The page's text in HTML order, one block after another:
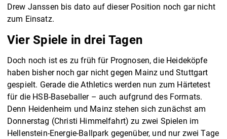
Drew Janssen bis dato auf dieser Position noch gar nicht
zum Einsatz.
Vier Spiele in drei Tagen
Doch noch ist es zu früh für Prognosen, die Heideköpfe
haben bisher noch gar nicht gegen Mainz und Stuttgart
gespielt. Gerade die Athletics werden nun zum Härtetest
für die HSB-Baseballer – auch aufgrund des Formats.
Denn Heidenheim und Mainz stehen sich zunächst am
Donnerstag (Christi Himmelfahrt) zu zwei Spielen im
Hellenstein-Energie-Ballpark gegenüber, und nur zwei Tage